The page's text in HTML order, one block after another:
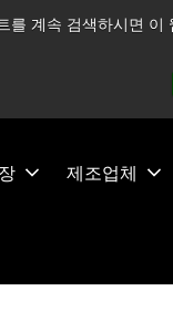
계속 검색하시면
로 주시하고 있으며
제조업체